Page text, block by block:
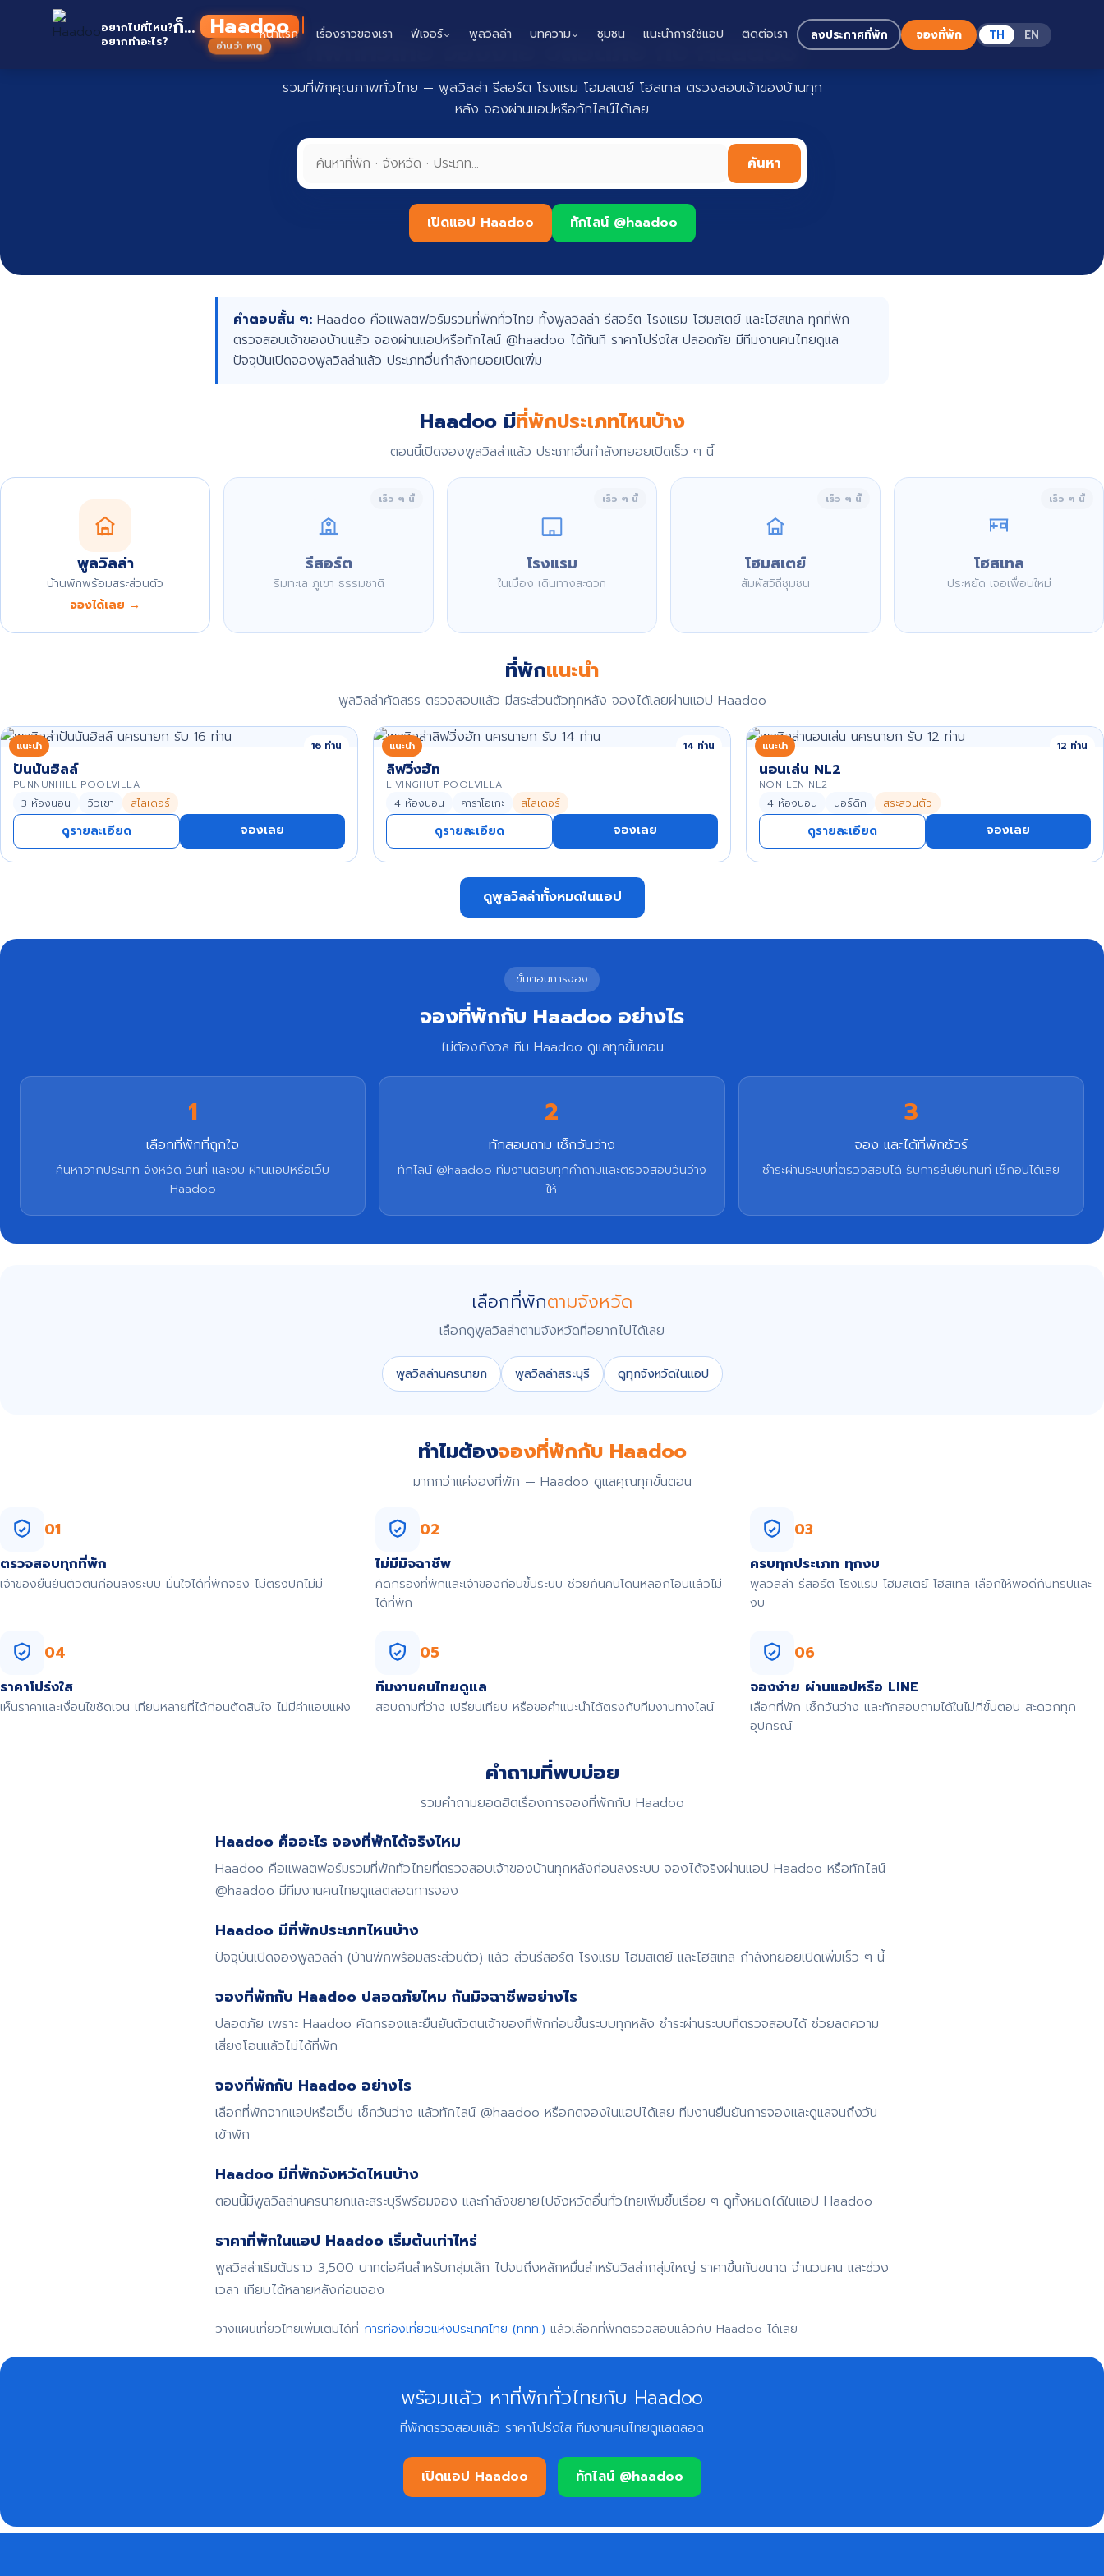
อยากไปที่ไหน?
อยากทำอะไร?
ก็... Haadoo
อ่านว่า หาดู
หน้าแรก เรื่องราวของเรา ฟีเจอร์ พูลวิลล่า บทความ ชุมชน แนะนำการใช้แอป ติดต่อเรา ลงประกาศที่พัก จองที่พัก TH EN
ที่พักทั่วไทย จองง่าย ปลอดภัย กับ Haadoo
รวมที่พักคุณภาพทั่วไทย — พูลวิลล่า รีสอร์ต โรงแรม โฮมสเตย์ โฮสเทล ตรวจสอบเจ้าของบ้านทุก
หลัง จองผ่านแอปหรือทักไลน์ได้เลย
ค้นหา
เปิดแอป Haadoo ทักไลน์ @haadoo
คำตอบสั้น ๆ: Haadoo คือแพลตฟอร์มรวมที่พักทั่วไทย ทั้งพูลวิลล่า รีสอร์ต โรงแรม โฮมสเตย์ และโฮสเทล ทุกที่พัก
ตรวจสอบเจ้าของบ้านแล้ว จองผ่านแอปหรือทักไลน์ @haadoo ได้ทันที ราคาโปร่งใส ปลอดภัย มีทีมงานคนไทยดูแล
ปัจจุบันเปิดจองพูลวิลล่าแล้ว ประเภทอื่นกำลังทยอยเปิดเพิ่ม
Haadoo มีที่พักประเภทไหนบ้าง
ตอนนี้เปิดจองพูลวิลล่าแล้ว ประเภทอื่นกำลังทยอยเปิดเร็ว ๆ นี้
พูลวิลล่า
บ้านพักพร้อมสระส่วนตัว
จองได้เลย →
เร็ว ๆ นี้
รีสอร์ต
ริมทะเล ภูเขา ธรรมชาติ
เร็ว ๆ นี้
โรงแรม
ในเมือง เดินทางสะดวก
เร็ว ๆ นี้
โฮมสเตย์
สัมผัสวิถีชุมชน
เร็ว ๆ นี้
โฮสเทล
ประหยัด เจอเพื่อนใหม่
ที่พักแนะนำ
พูลวิลล่าคัดสรร ตรวจสอบแล้ว มีสระส่วนตัวทุกหลัง จองได้เลยผ่านแอป Haadoo
แนะนำ 16 ท่าน
ปันนันฮิลล์
PUNNUNHILL POOLVILLA
3 ห้องนอน วิวเขา สไลเดอร์
ดูรายละเอียด จองเลย
แนะนำ 14 ท่าน
ลิฟวิ่งฮัท
LIVINGHUT POOLVILLA
4 ห้องนอน คาราโอเกะ สไลเดอร์
ดูรายละเอียด จองเลย
แนะนำ 12 ท่าน
นอนเล่น NL2
NON LEN NL2
4 ห้องนอน นอร์ดิก สระส่วนตัว
ดูรายละเอียด จองเลย
ดูพูลวิลล่าทั้งหมดในแอป
ขั้นตอนการจอง
จองที่พักกับ Haadoo อย่างไร
ไม่ต้องกังวล ทีม Haadoo ดูแลทุกขั้นตอน
1
เลือกที่พักที่ถูกใจ
ค้นหาจากประเภท จังหวัด วันที่ และงบ ผ่านแอปหรือเว็บ
Haadoo
2
ทักสอบถาม เช็กวันว่าง
ทักไลน์ @haadoo ทีมงานตอบทุกคำถามและตรวจสอบวันว่าง
ให้
3
จอง และได้ที่พักชัวร์
ชำระผ่านระบบที่ตรวจสอบได้ รับการยืนยันทันที เช็กอินได้เลย
เลือกที่พักตามจังหวัด
เลือกดูพูลวิลล่าตามจังหวัดที่อยากไปได้เลย
พูลวิลล่านครนายก พูลวิลล่าสระบุรี ดูทุกจังหวัดในแอป
ทำไมต้องจองที่พักกับ Haadoo
มากกว่าแค่จองที่พัก — Haadoo ดูแลคุณทุกขั้นตอน
01
ตรวจสอบทุกที่พัก
เจ้าของยืนยันตัวตนก่อนลงระบบ มั่นใจได้ที่พักจริง ไม่ตรงปกไม่มี
02
ไม่มีมิจฉาชีพ
คัดกรองที่พักและเจ้าของก่อนขึ้นระบบ ช่วยกันคนโดนหลอกโอนแล้วไม่
ได้ที่พัก
03
ครบทุกประเภท ทุกงบ
พูลวิลล่า รีสอร์ต โรงแรม โฮมสเตย์ โฮสเทล เลือกให้พอดีกับทริปและ
งบ
04
ราคาโปร่งใส
เห็นราคาและเงื่อนไขชัดเจน เทียบหลายที่ได้ก่อนตัดสินใจ ไม่มีค่าแอบแฝง
05
ทีมงานคนไทยดูแล
สอบถามที่ว่าง เปรียบเทียบ หรือขอคำแนะนำได้ตรงกับทีมงานทางไลน์
06
จองง่าย ผ่านแอปหรือ LINE
เลือกที่พัก เช็กวันว่าง และทักสอบถามได้ในไม่กี่ขั้นตอน สะดวกทุก
อุปกรณ์
คำถามที่พบบ่อย
รวมคำถามยอดฮิตเรื่องการจองที่พักกับ Haadoo
Haadoo คืออะไร จองที่พักได้จริงไหม
Haadoo คือแพลตฟอร์มรวมที่พักทั่วไทยที่ตรวจสอบเจ้าของบ้านทุกหลังก่อนลงระบบ จองได้จริงผ่านแอป Haadoo หรือทักไลน์
@haadoo มีทีมงานคนไทยดูแลตลอดการจอง
Haadoo มีที่พักประเภทไหนบ้าง
ปัจจุบันเปิดจองพูลวิลล่า (บ้านพักพร้อมสระส่วนตัว) แล้ว ส่วนรีสอร์ต โรงแรม โฮมสเตย์ และโฮสเทล กำลังทยอยเปิดเพิ่มเร็ว ๆ นี้
จองที่พักกับ Haadoo ปลอดภัยไหม กันมิจฉาชีพอย่างไร
ปลอดภัย เพราะ Haadoo คัดกรองและยืนยันตัวตนเจ้าของที่พักก่อนขึ้นระบบทุกหลัง ชำระผ่านระบบที่ตรวจสอบได้ ช่วยลดความ
เสี่ยงโอนแล้วไม่ได้ที่พัก
จองที่พักกับ Haadoo อย่างไร
เลือกที่พักจากแอปหรือเว็บ เช็กวันว่าง แล้วทักไลน์ @haadoo หรือกดจองในแอปได้เลย ทีมงานยืนยันการจองและดูแลจนถึงวัน
เข้าพัก
Haadoo มีที่พักจังหวัดไหนบ้าง
ตอนนี้มีพูลวิลล่านครนายกและสระบุรีพร้อมจอง และกำลังขยายไปจังหวัดอื่นทั่วไทยเพิ่มขึ้นเรื่อย ๆ ดูทั้งหมดได้ในแอป Haadoo
ราคาที่พักในแอป Haadoo เริ่มต้นเท่าไหร่
พูลวิลล่าเริ่มต้นราว 3,500 บาทต่อคืนสำหรับกลุ่มเล็ก ไปจนถึงหลักหมื่นสำหรับวิลล่ากลุ่มใหญ่ ราคาขึ้นกับขนาด จำนวนคน และช่วง
เวลา เทียบได้หลายหลังก่อนจอง
วางแผนเที่ยวไทยเพิ่มเติมได้ที่ การท่องเที่ยวแห่งประเทศไทย (ททท.) แล้วเลือกที่พักตรวจสอบแล้วกับ Haadoo ได้เลย
พร้อมแล้ว หาที่พักทั่วไทยกับ Haadoo
ที่พักตรวจสอบแล้ว ราคาโปร่งใส ทีมงานคนไทยดูแลตลอด
เปิดแอป Haadoo ทักไลน์ @haadoo